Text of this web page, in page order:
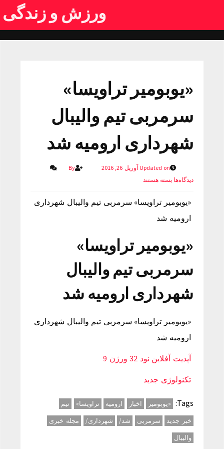
ورزش و زندگی
«یوبومیر تراویسا»
سرمربی تیم والیبال
شهرداری ارومیه شد
Updated on آوریل 26, 2016
By
دیدگاه‌هابسته هستند
«یوبومیر تراویسا» سرمربی تیم والیبال شهرداری
ارومیه شد
«یوبومیر تراویسا»
سرمربی تیم والیبال
شهرداری ارومیه شد
«یوبومیر تراویسا» سرمربی تیم والیبال شهرداری
ارومیه شد
آپدیت آفلاین نود 32 ورژن 9
تکنولوژی جدید
Tags: «یوبومیر اخبار ارومیه تراویسا»
تیم
خبر جدید
سرمربی شد/ شهرداری/
مجله خبری
والیبال